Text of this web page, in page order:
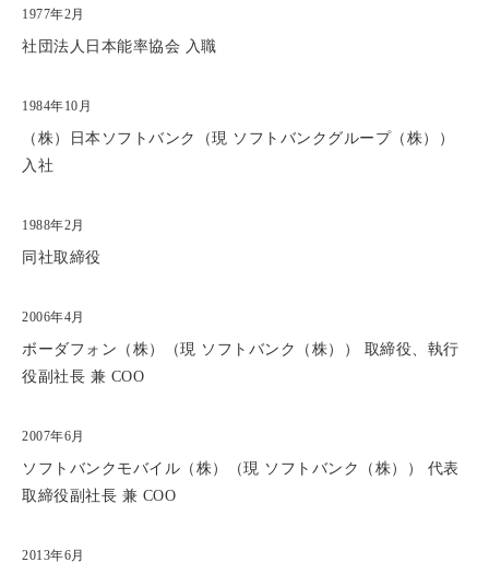
1977年2月
社団法人日本能率協会 入職
1984年10月
（株）日本ソフトバンク（現 ソフトバンクグループ（株））
入社
1988年2月
同社取締役
2006年4月
ボーダフォン（株）（現 ソフトバンク（株）） 取締役、執行
役副社長 兼 COO
2007年6月
ソフトバンクモバイル（株）（現 ソフトバンク（株）） 代表
取締役副社長 兼 COO
2013年6月